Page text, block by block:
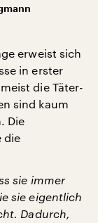
erweist sich
in erster
die Täter-
sind kaum
Die
die
sie immer
sie eigentlich
Dadurch,